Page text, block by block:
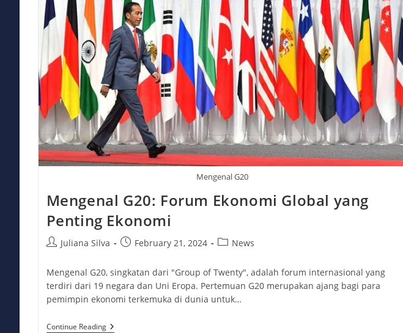
Mengenal G20
Mengenal G20: Forum Ekonomi Global yang
Penting Ekonomi
PostJuliana Silva
PostFebruary 21, 2024
PostNews
Mengenal G20, singkatan dari "Group of Twenty", adalah forum internasional yang
terdiri dari 19 negara dan Uni Eropa. Pertemuan G20 merupakan ajang bagi para
pemimpin ekonomi terkemuka di dunia untuk…
Continue ReadingMengenal